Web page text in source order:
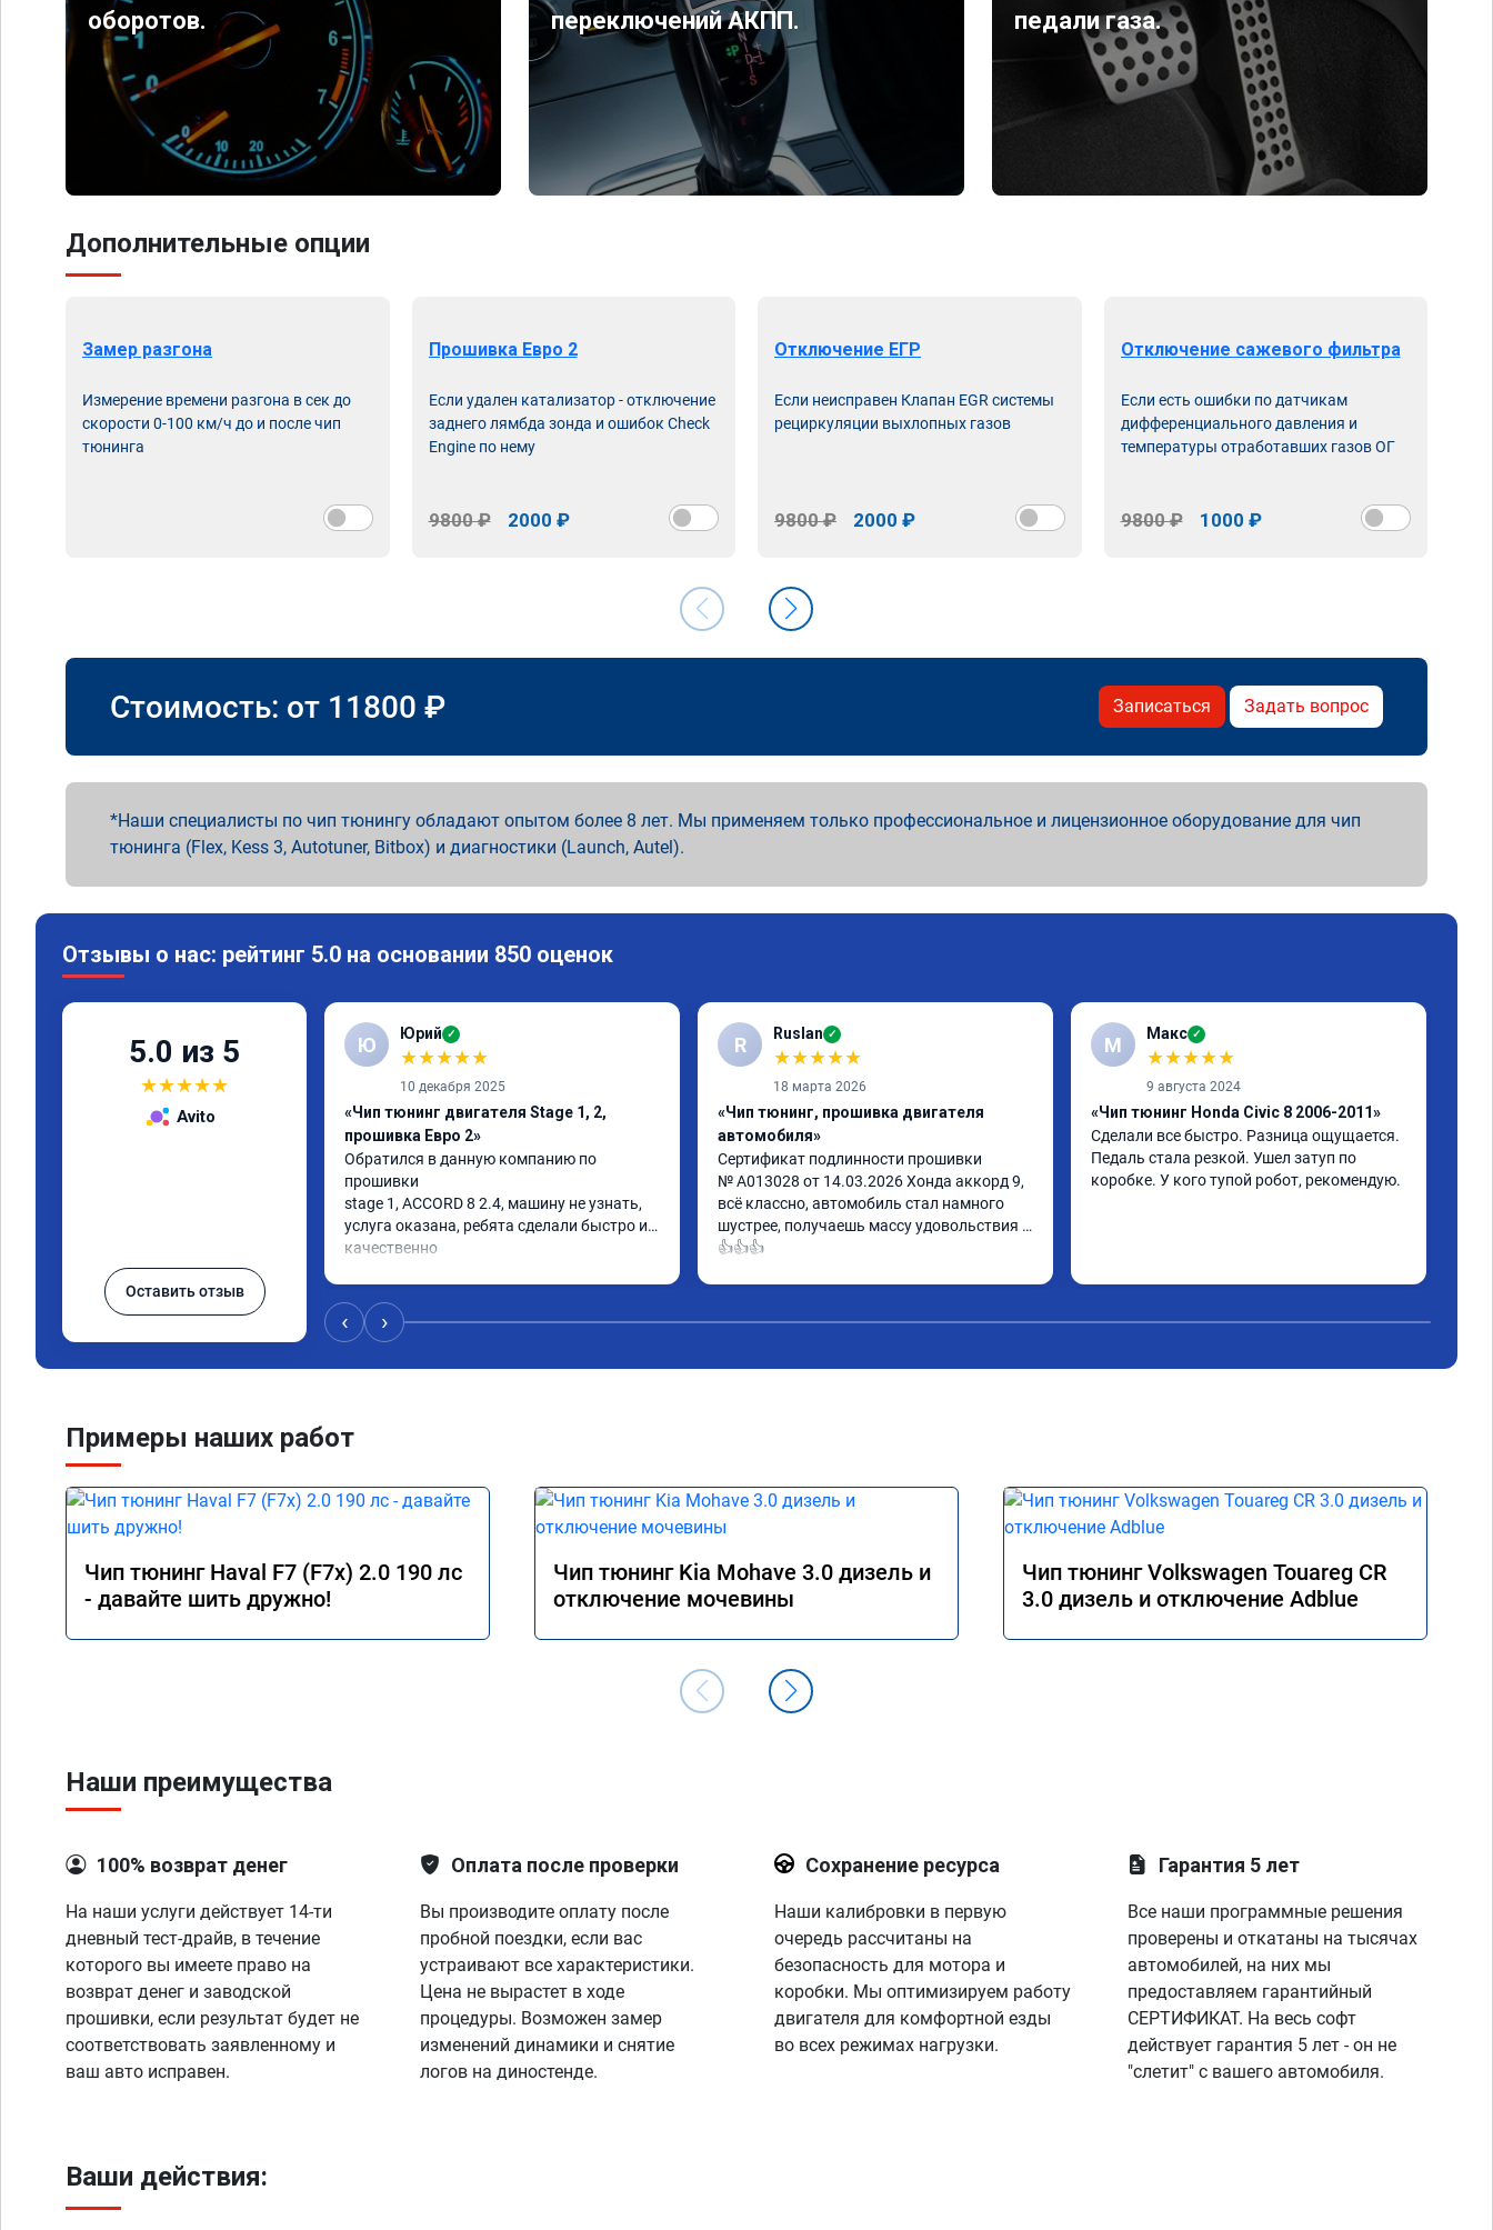
оборотов.
переключений АКПП.
педали газа.
Дополнительные опции
Замер разгона
Измерение времени разгона в сек до
скорости 0-100 км/ч до и после чип
тюнинга
Прошивка Евро 2
Если удален катализатор - отключение
заднего лямбда зонда и ошибок Check
Engine по нему
9800 ₽ 2000 ₽
Отключение ЕГР
Если неисправен Клапан EGR системы
рециркуляции выхлопных газов
9800 ₽ 2000 ₽
Отключение сажевого фильтра
Если есть ошибки по датчикам
дифференциального давления и
температуры отработавших газов ОГ
9800 ₽ 1000 ₽
Стоимость: от 11800 ₽ Записаться Задать вопрос
Наши специалисты по чип тюнингу обладают опытом более 8 лет. Мы применяем только профессиональное и лицензионное оборудование для чип
тюнинга (Flex, Kess 3, Autotuner, Bitbox) и диагностики (Launch, Autel).
Отзывы о нас: рейтинг 5.0 на основании 850 оценок
5.0 из 5
★★★★★
Avito
Оставить отзыв
Ю Юрий ✓
★★★★★
10 декабря 2025
«Чип тюнинг двигателя Stage 1, 2,
прошивка Евро 2»
Обратился в данную компанию по
прошивки
stage 1, ACCORD 8 2.4, машину не узнать,
услуга оказана, ребята сделали быстро и
качественно
R Ruslan ✓
★★★★★
18 марта 2026
«Чип тюнинг, прошивка двигателя
автомобиля»
Сертификат подлинности прошивки
№ A013028 от 14.03.2026 Хонда аккорд 9,
всё классно, автомобиль стал намного
шустрее, получаешь массу удовольствия
👍👍👍
М Макс ✓
★★★★★
9 августа 2024
«Чип тюнинг Honda Civic 8 2006-2011»
Сделали все быстро. Разница ощущается.
Педаль стала резкой. Ушел затуп по
коробке. У кого тупой робот, рекомендую.
‹ ›
Примеры наших работ
Чип тюнинг Haval F7 (F7x) 2.0 190 лс
- давайте шить дружно!
Чип тюнинг Kia Mohave 3.0 дизель и
отключение мочевины
Чип тюнинг Volkswagen Touareg CR
3.0 дизель и отключение Adblue
Наши преимущества
100% возврат денег
На наши услуги действует 14-ти
дневный тест-драйв, в течение
которого вы имеете право на
возврат денег и заводской
прошивки, если результат будет не
соответствовать заявленному и
ваш авто исправен.
Оплата после проверки
Вы производите оплату после
пробной поездки, если вас
устраивают все характеристики.
Цена не вырастет в ходе
процедуры. Возможен замер
изменений динамики и снятие
логов на диностенде.
Сохранение ресурса
Наши калибровки в первую
очередь рассчитаны на
безопасность для мотора и
коробки. Мы оптимизируем работу
двигателя для комфортной езды
во всех режимах нагрузки.
Гарантия 5 лет
Все наши программные решения
проверены и откатаны на тысячах
автомобилей, на них мы
предоставляем гарантийный
СЕРТИФИКАТ. На весь софт
действует гарантия 5 лет - он не
"слетит" с вашего автомобиля.
Ваши действия: